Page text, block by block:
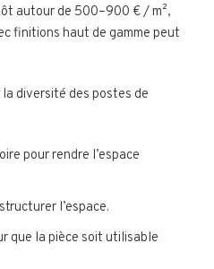
autour de 500–900 € / m²,
finitions haut de gamme peut
diversité des postes de
pour rendre l’espace
l’espace.
que la pièce soit utilisable